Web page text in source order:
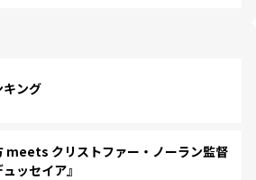
ング
meets クリストファー・ノーラン監督
ッセイア』